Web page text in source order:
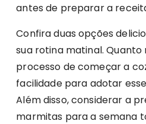
antes de preparar a
Confira duas opções
sua rotina matinal.
processo de começar a
facilidade para adotar
Além disso, considerar a
marmitas para a semana